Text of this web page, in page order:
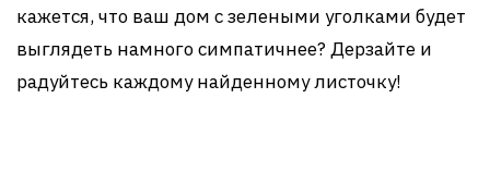
кажется, что ваш дом с зелеными уголками будет
выглядеть намного симпатичнее? Дерзайте и
радуйтесь каждому найденному листочку!